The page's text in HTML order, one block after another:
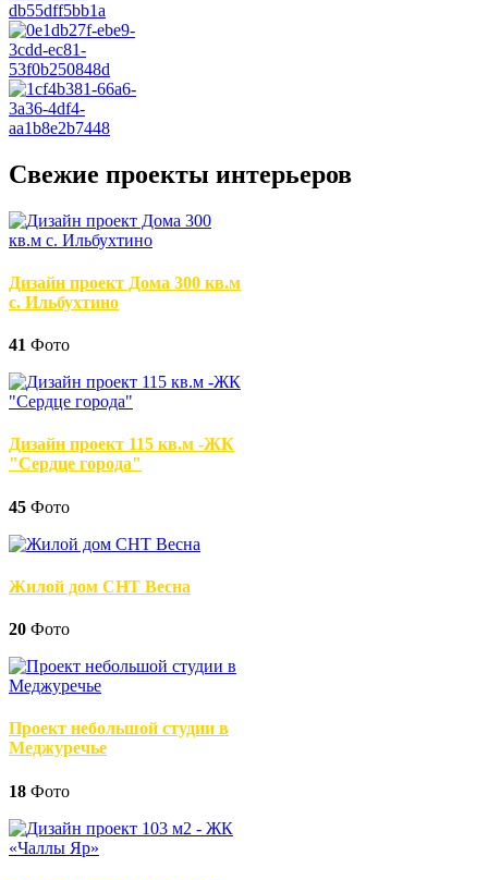
Свежие проекты интерьеров
Дизайн проект Дома 300 кв.м
с. Ильбухтино
41 Фото
Дизайн проект 115 кв.м -ЖК
"Сердце города"
45 Фото
Жилой дом СНТ Весна
20 Фото
Проект небольшой студии в
Меджуречье
18 Фото